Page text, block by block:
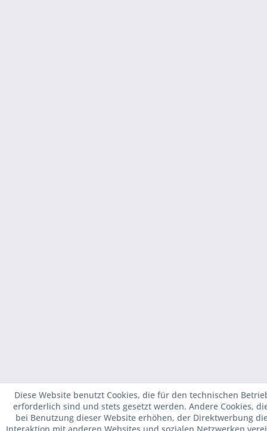
Diese Website benutzt Cookies, die für den technischen
erforderlich sind und stets gesetzt werden. Andere Cookies,
bei Benutzung dieser Website erhöhen, der Direktwerbung